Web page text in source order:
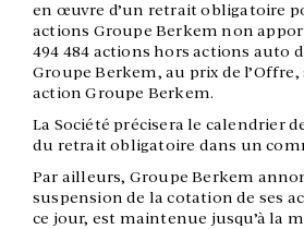
en œuvre d’un retrait obligatoire
actions Groupe Berkem non
494 484 actions hors actions auto
Groupe Berkem, au prix de l’Offre,
action Groupe Berkem.
La Société précisera le calendrier
du retrait obligatoire dans un
Par ailleurs, Groupe Berkem
suspension de la cotation de ses
ce jour, est maintenue jusqu’à la